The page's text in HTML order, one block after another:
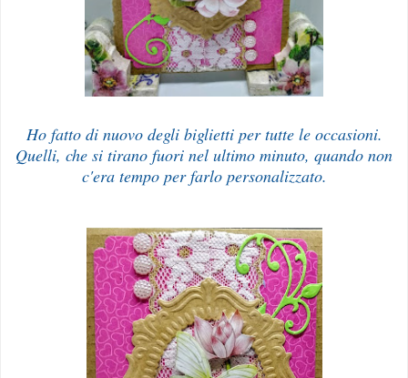
Ho fatto di nuovo degli biglietti per tutte le occasioni.
Quelli, che si tirano fuori nel ultimo minuto, quando non
c'era tempo per farlo personalizzato.